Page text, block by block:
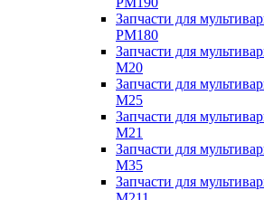
Запчасти для
PM180
Запчасти для
M20
Запчасти для
M25
Запчасти для
M21
Запчасти для
M35
Запчасти для